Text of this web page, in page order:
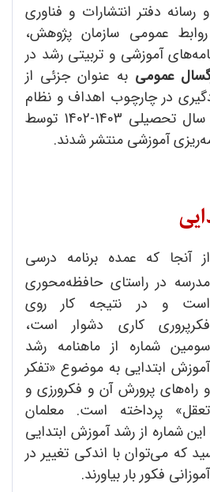
دفتر انتشارات و فناوری
عمومی سازمان پژوهش،
آموزشی و تربیتی رشد در
عمومی به عنوان جزئی از
در چارچوب اهداف و نظام
آموزش و پرورش، در سال تحصیلی 1403-1402 توسط
آموزشی منتشر شدند.
از آنجا که عمده برنامه درسی
مدرسه در راستای حافظه‌محوری
است و در نتیجه کار روی
فکرپروری کاری دشوار است،
سومین شماره از ماهنامه رشد
آموزش ابتدایی به موضوع «تفکر
و راه‌های پرورش آن و فکرورزی و
تعقل» پرداخته است. معلمان
شماره از رشد آموزش ابتدایی
که می‌توان با اندکی تغییر در
فکور بار بیاورند.